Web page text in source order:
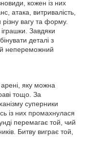
кожен із них
атака, витривалість,
вагу та форму.
Завдяки
деталі з
непереможний
арені, яку можна
тощо. За
суперники
із них промахнулася
перемагає той, чий
Битву виграє той,